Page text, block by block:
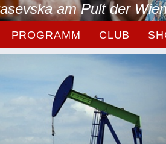
am Pult der
PROGRAMM CLUB